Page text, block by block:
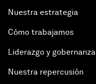
Nuestra estrategia
Cómo trabajamos
Liderazgo y gobernanza
Nuestra repercusión